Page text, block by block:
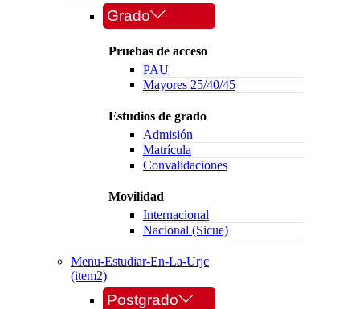
Grado
Pruebas de acceso
PAU
Mayores 25/40/45
Estudios de grado
Admisión
Matrícula
Convalidaciones
Movilidad
Internacional
Nacional (Sicue)
Menu-Estudiar-En-La-Urjc
(item2)
Postgrado